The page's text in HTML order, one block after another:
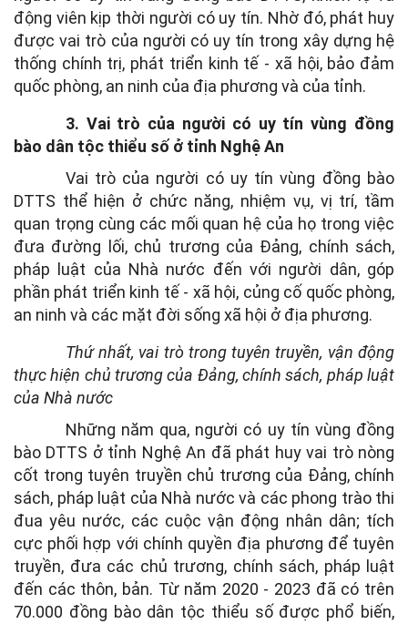
động viên kịp thời người có uy tín. Nhờ đó, phát huy
được vai trò của người có uy tín trong xây dựng hệ
thống chính trị, phát triển kinh tế - xã hội, bảo đảm
quốc phòng, an ninh của địa phương và của tỉnh.
3. Vai trò của người có uy tín vùng đồng
bào dân tộc thiểu số ở tỉnh Nghệ An
Vai trò của người có uy tín vùng đồng bào
DTTS thể hiện ở chức năng, nhiệm vụ, vị trí, tầm
quan trọng cùng các mối quan hệ của họ trong việc
đưa đường lối, chủ trương của Đảng, chính sách,
pháp luật của Nhà nước đến với người dân, góp
phần phát triển kinh tế - xã hội, củng cố quốc phòng,
an ninh và các mặt đời sống xã hội ở địa phương.
Thứ nhất, vai trò trong tuyên truyền, vận động
thực hiện chủ trương của Đảng, chính sách, pháp luật
của Nhà nước
Những năm qua, người có uy tín vùng đồng
bào DTTS ở tỉnh Nghệ An đã phát huy vai trò nòng
cốt trong tuyên truyền chủ trương của Đảng, chính
sách, pháp luật của Nhà nước và các phong trào thi
đua yêu nước, các cuộc vận động nhân dân; tích
cực phối hợp với chính quyền địa phương để tuyên
truyền, đưa các chủ trương, chính sách, pháp luật
đến các thôn, bản. Từ năm 2020 - 2023 đã có trên
70.000 đồng bào dân tộc thiểu số được phổ biến,